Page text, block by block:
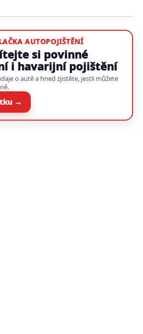
AUTOPOJIŠTĚNÍ
si povinné
i havarijní pojištění
o autě a hned zjistěte, jestli můžete
→